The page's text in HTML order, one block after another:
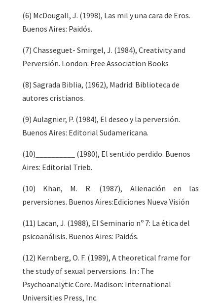
(6) McDougall, J. (1998), Las mil y una cara de Eros.
Buenos Aires: Paidós.
(7) Chasseguet- Smirgel, J. (1984), Creativity and
Perversión. London: Free Association Books
(8) Sagrada Biblia, (1962), Madrid: Biblioteca de
autores cristianos.
(9) Aulagnier, P. (1984), El deseo y la perversión.
Buenos Aires: Editorial Sudamericana.
(10)__________ (1980), El sentido perdido. Buenos
Aires: Editorial Trieb.
(10) Khan, M. R. (1987), Alienación en las
perversiones. Buenos Aires:Ediciones Nueva Visión
(11) Lacan, J. (1988), El Seminario nº 7: La ética del
psicoanálisis. Buenos Aires: Paidós.
(12) Kernberg, O. F. (1989), A theoretical frame for
the study of sexual perversions. In : The
Psychoanalytic Core. Madison: International
Universities Press, Inc.